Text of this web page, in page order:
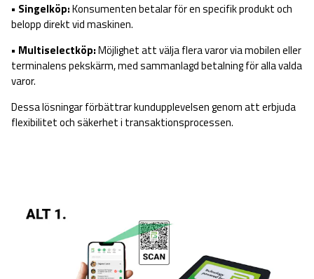
• Singelköp:Konsumenten betalar för en specifik produkt och
belopp direkt vid maskinen.
• Multiselectköp:Möjlighet att välja flera varor via mobilen eller
terminalens pekskärm, med sammanlagd betalning för alla valda
varor.
Dessa lösningar förbättrar kundupplevelsen genom att erbjuda
flexibilitet och säkerhet i transaktionsprocessen.